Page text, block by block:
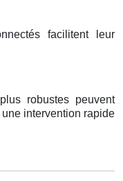
facilitent leur
robustes peuvent
intervention rapide